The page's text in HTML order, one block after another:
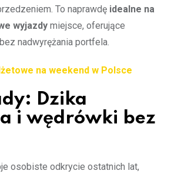
To naprawdę idealne na
wyjazdy miejsce, oferujące
nadwyrężania portfela.
na weekend w Polsce
Dzika
i wędrówki bez
osobiste odkrycie ostatnich lat,